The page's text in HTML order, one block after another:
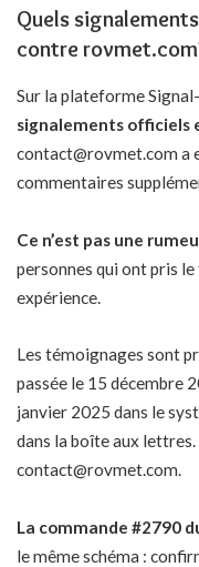
Quels
contre
Sur la plateforme
signalements officiels
contact@rovmet.com a
commentaires
Ce n’est pas une
personnes qui ont pris
expérience.
Les témoignages sont
passée le 15 décembre
janvier 2025 dans le
dans la boîte aux
contact@rovmet.com.
La commande #2790
le même schéma :